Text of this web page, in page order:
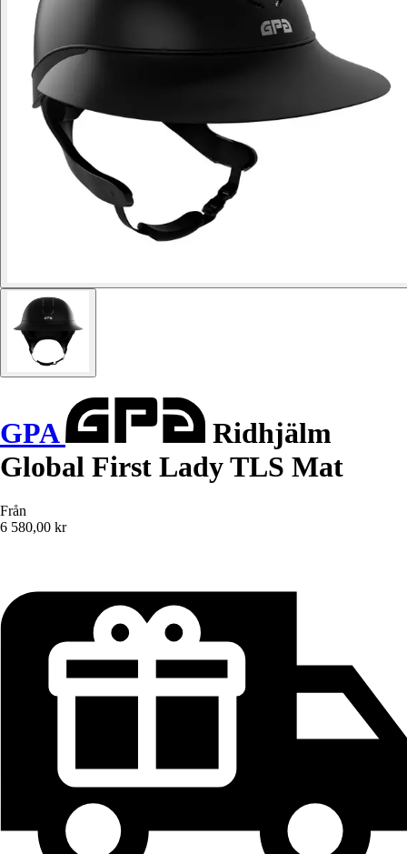
GPA
Ridhjälm
Global First Lady TLS Mat
Från
6 580,00 kr